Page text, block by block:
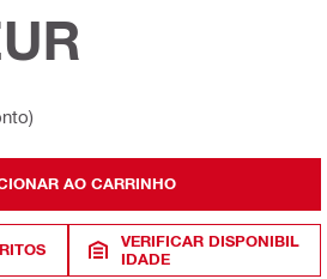
AO CARRINHO
VERIFICAR DISPONIBIL
IDADE